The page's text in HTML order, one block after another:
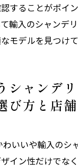
することがポイ
輸入のシャンデ
モデルを見つけて
シャンデ
び方と店
わいいや輸入のシ
イン性だけでな